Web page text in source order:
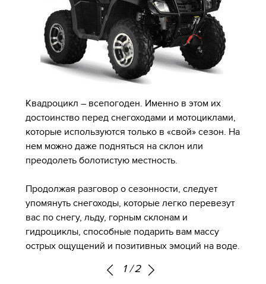
Квадроцикл – всепогоден. Именно в этом их
достоинство перед снегоходами и мотоциклами,
которые используются только в «свой» сезон. На
нем можно даже подняться на склон или
преодолеть болотистую местность.
Продолжая разговор о сезонности, следует
упомянуть снегоходы, которые легко перевезут
вас по снегу, льду, горным склонам и
гидроциклы, способные подарить вам массу
острых ощущений и позитивных эмоций на воде.
1/2